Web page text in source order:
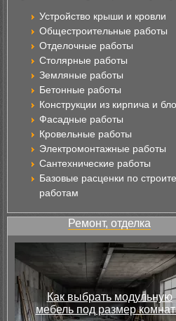
Устройство крыши и кровли
Общестроительные работы
Отделочные работы
Столярные работы
Земляные работы
Бетонные работы
Конструкции из кирпича и
Фасадные работы
Кровельные работы
Электромонтажные работы
Сантехнические работы
Базовые расценки по
работам
Ремонт, отделка
Как выбрать модульную
мебель под размер